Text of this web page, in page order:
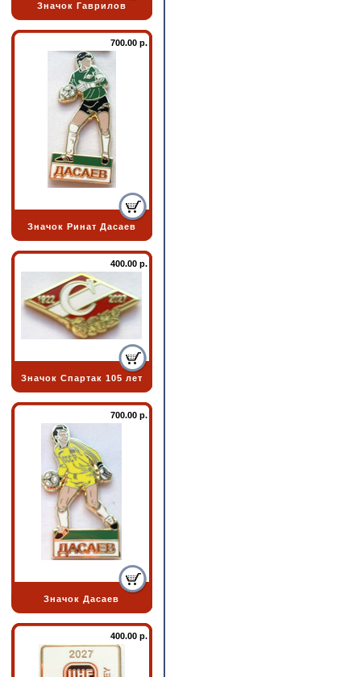
Значок Гаврилов
700.00 р.
Значок Ринат Дасаев
400.00 р.
Значок Спартак 105 лет
700.00 р.
Значок Дасаев
400.00 р.